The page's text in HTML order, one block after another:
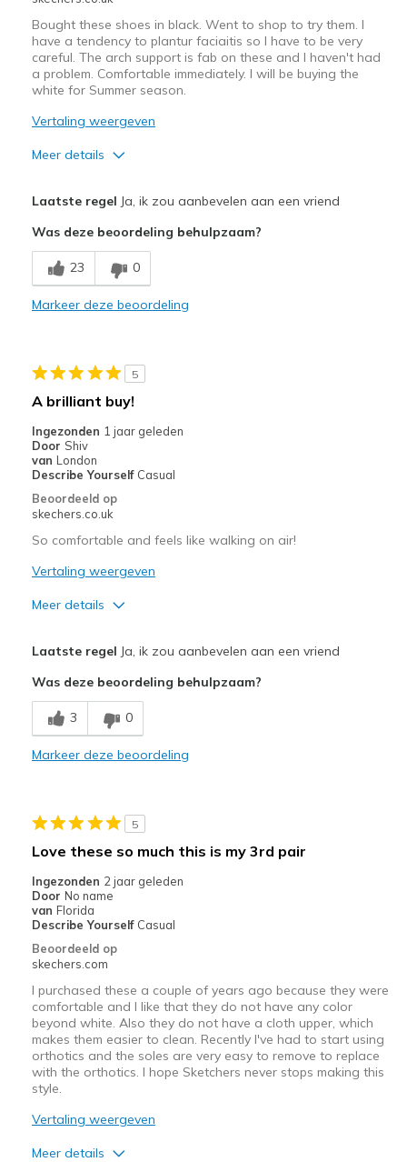
Bought these shoes in black. Went to shop to try them. I
have a tendency to plantur faciaitis so I have to be very
careful. The arch support is fab on these and I haven't had
a problem. Comfortable immediately. I will be buying the
white for Summer season.
Vertaling weergeven
Meer details
Breathe Well
Comfortable
Beste toepassingen
Going Out
View On Shoes
Shoes are for Wearing
Laatste regel Ja, ik zou aanbevelen aan een vriend
Was deze beoordeling behulpzaam?
23 0
Markeer deze beoordeling
5
A brilliant buy!
Ingezonden 1 jaar geleden
Door Shiv
van London
Describe Yourself Casual
Beoordeeld op
skechers.co.uk
So comfortable and feels like walking on air!
Vertaling weergeven
Meer details
Breathe Well
Comfortable
Beste toepassingen
Travel
Width
Sizing
View On Shoes
Shoes are for Wearing
Laatste regel Ja, ik zou aanbevelen aan een vriend
Was deze beoordeling behulpzaam?
3 0
Markeer deze beoordeling
5
Love these so much this is my 3rd pair
Ingezonden 2 jaar geleden
Door No name
van Florida
Describe Yourself Casual
Beoordeeld op
skechers.com
I purchased these a couple of years ago because they were
comfortable and I like that they do not have any color
beyond white. Also they do not have a cloth upper, which
makes them easier to clean. Recently I've had to start using
orthotics and the soles are very easy to remove to replace
with the orthotics. I hope Sketchers never stops making this
style.
Vertaling weergeven
Meer details